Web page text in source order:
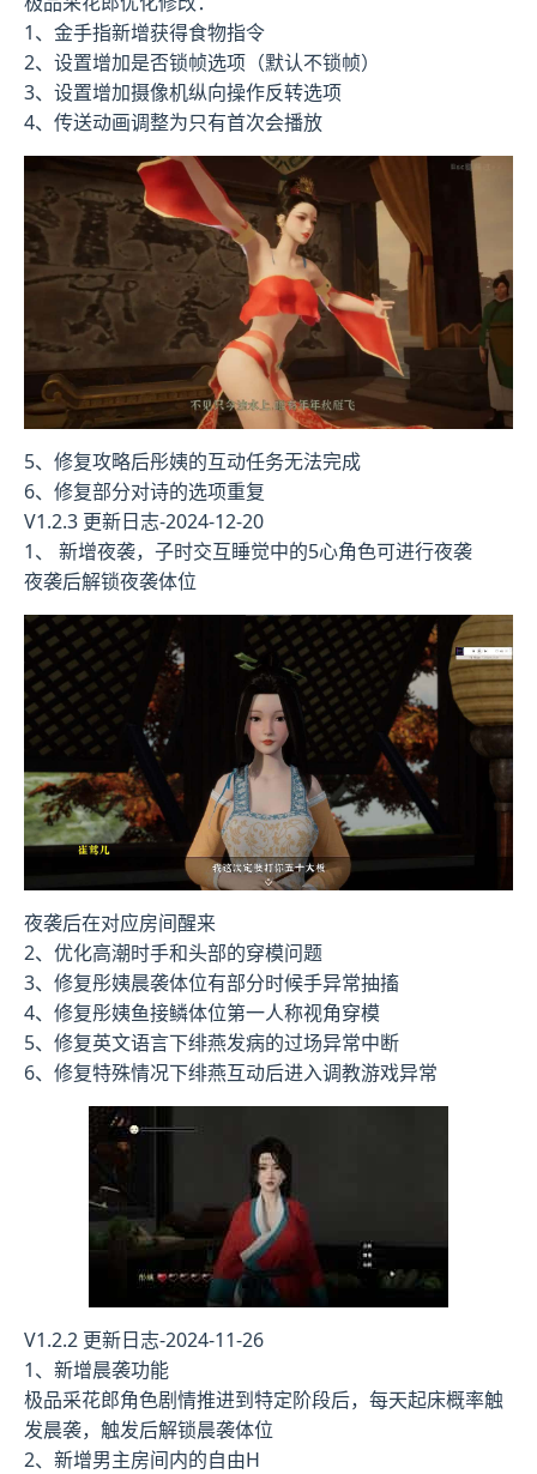
1、金手指新增获得食物指令
2、设置增加是否锁帧选项（默认不锁帧）
3、设置增加摄像机纵向操作反转选项
4、传送动画调整为只有首次会播放
5、修复攻略后彤姨的互动任务无法完成
6、修复部分对诗的选项重复
V1.2.3 更新日志-2024-12-20
1、 新增夜袭，子时交互睡觉中的5心角色可进行夜袭
夜袭后解锁夜袭体位
夜袭后在对应房间醒来
2、优化高潮时手和头部的穿模问题
3、修复彤姨晨袭体位有部分时候手异常抽搐
4、修复彤姨鱼接鳞体位第一人称视角穿模
5、修复英文语言下绯燕发病的过场异常中断
6、修复特殊情况下绯燕互动后进入调教游戏异常
V1.2.2 更新日志-2024-11-26
1、新增晨袭功能
极品采花郎角色剧情推进到特定阶段后，每天起床概率触
发晨袭，触发后解锁晨袭体位
2、新增男主房间内的自由H